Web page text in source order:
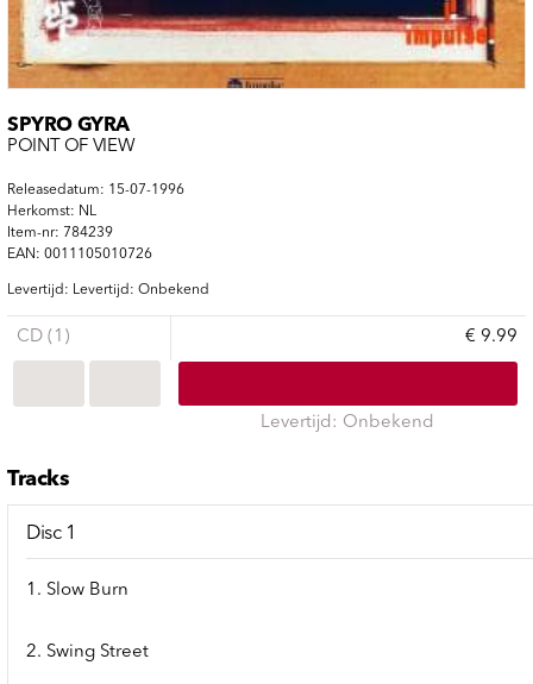
SPYRO GYRA
POINT OF VIEW
Releasedatum: 15-07-1996
Herkomst: NL
Item-nr: 784239
EAN: 0011105010726
Levertijd: Levertijd: Onbekend
CD (1) € 9.99
Levertijd: Onbekend
Tracks
Disc 1
1. Slow Burn
2. Swing Street